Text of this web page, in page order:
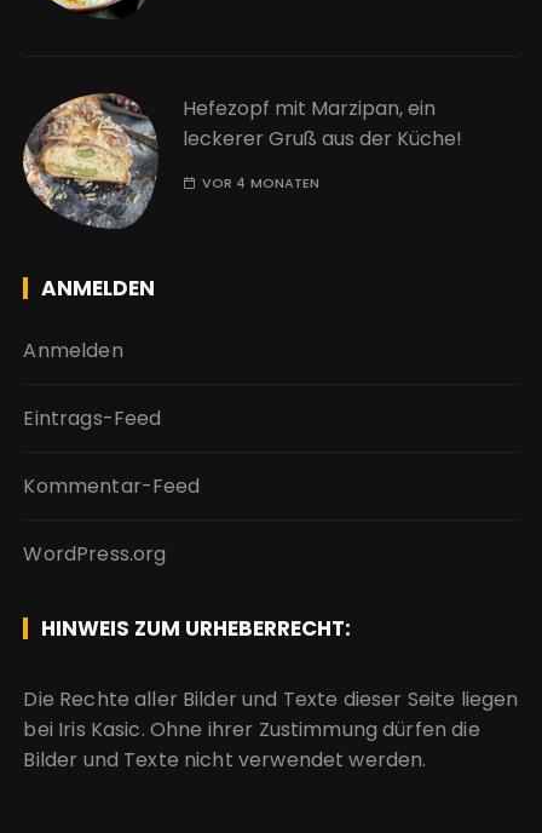
Hefezopf mit Marzipan, ein
leckerer Gruß aus der Küche!
VOR 4 MONATEN
ANMELDEN
Anmelden
Eintrags-Feed
Kommentar-Feed
WordPress.org
HINWEIS ZUM URHEBERRECHT:
Die Rechte aller Bilder und Texte dieser Seite liegen
bei Iris Kasic. Ohne ihrer Zustimmung dürfen die
Bilder und Texte nicht verwendet werden.